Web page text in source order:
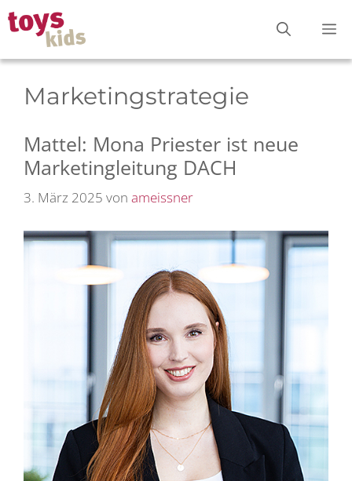
Zum
Inhalt
springen
Marketingstrategie
Mattel: Mona Priester ist neue
Marketingleitung DACH
3. März 2025 von ameissner